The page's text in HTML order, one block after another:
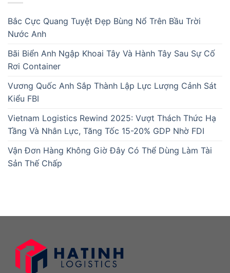
Bắc Cực Quang Tuyệt Đẹp Bùng Nổ Trên Bầu Trời
Nước Anh
Bãi Biển Anh Ngập Khoai Tây Và Hành Tây Sau Sự Cố
Rơi Container
Vương Quốc Anh Sắp Thành Lập Lực Lượng Cảnh Sát
Kiểu FBI
Vietnam Logistics Rewind 2025: Vượt Thách Thức Hạ
Tầng Và Nhân Lực, Tăng Tốc 15-20% GDP Nhờ FDI
Vận Đơn Hàng Không Giờ Đây Có Thể Dùng Làm Tài
Sản Thế Chấp